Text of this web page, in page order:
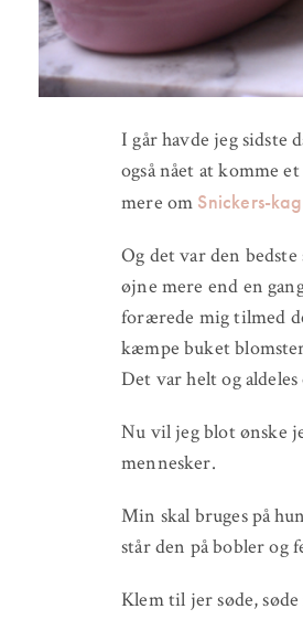
I går havde jeg sidste
også nået at komme
mere om Snickers-
Og det var den
øjne mere end en
forærede mig tilmed
kæmpe buket
Det var helt og
Nu vil jeg blot ønske
mennesker.
Min skal bruges på
står den på bobler og
Klem til jer søde,